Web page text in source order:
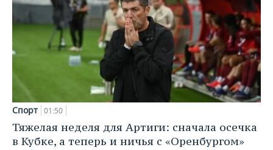
Спорт 01:50
Тяжелая неделя для Артиги: сначала осечка
в Кубке, а теперь и ничья с «Оренбургом»